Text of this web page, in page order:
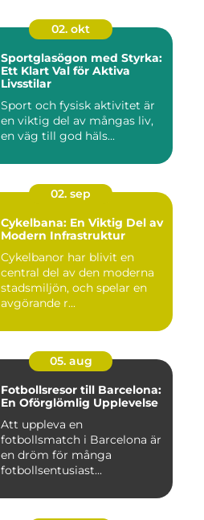
02. okt
Sportglasögon med Styrka:
Ett Klart Val för Aktiva
Livsstilar
Sport och fysisk aktivitet är
en viktig del av mångas liv,
en väg till god häls...
02. sep
Cykelbana: En Viktig Del av
Modern Infrastruktur
Cykelbanor har blivit en
central del av den moderna
stadsmiljön, och spelar en
avgörande r...
05. aug
Fotbollsresor till Barcelona:
En Oförglömlig Upplevelse
Att uppleva en
fotbollsmatch i Barcelona är
en dröm för många
fotbollsentusiast...